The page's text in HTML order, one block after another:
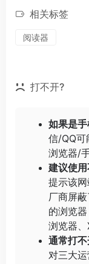
相关标签
阅读器
打不开?
如果是手
信/QQ可
浏览器/
建议使用
提示该
厂商屏
的浏览
浏览器
通常打不
对三大